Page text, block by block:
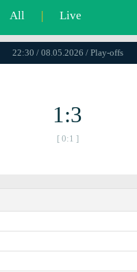
All | Live
22:30 / 08.05.2026 / Play-offs
1:3
[ 0:1 ]